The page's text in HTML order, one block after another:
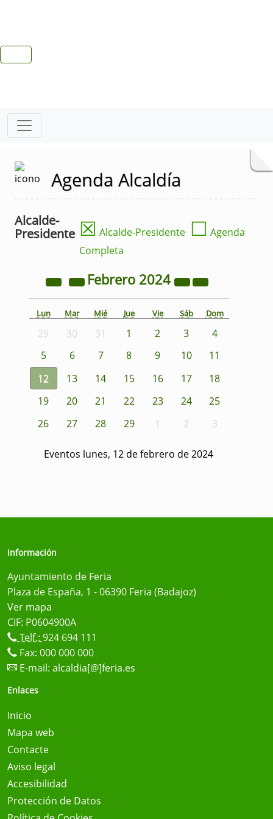
Agenda Alcaldía
Alcalde-
Presidente ☒ Alcalde-Presidente ☐ Agenda
Completa
Febrero 2024
Lun Mar Mié Jue Vie Sáb Dom
29 30 31 1 2 3
4
5
6 7 8 9 10
11
12
13 14 15 16 17
18
19
20 21 22 23 24
25
26
27 28 29 1 2 3
Eventos lunes, 12 de febrero de 2024
Información
Ayuntamiento de Feria
Plaza de España, 1 - 06390 Feria (Badajoz)
Ver mapa
CIF: P0604900A
Telf.: 924 694 111
Fax: 000 000 000
E-mail: alcaldia[@]feria.es
Enlaces
Inicio
Mapa web
Contacte
Aviso legal
Accesibilidad
Protección de Datos